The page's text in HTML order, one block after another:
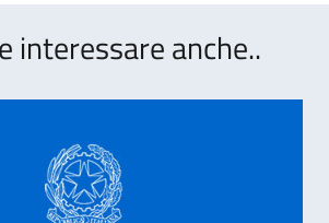
interessare anche..